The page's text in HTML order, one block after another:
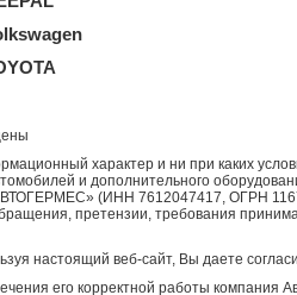
характер и ни при каких
и дополнительного
(ИНН 7612047417, ОГРН
претензии, требования
настоящий веб-сайт, Вы даете
его корректной работы компания